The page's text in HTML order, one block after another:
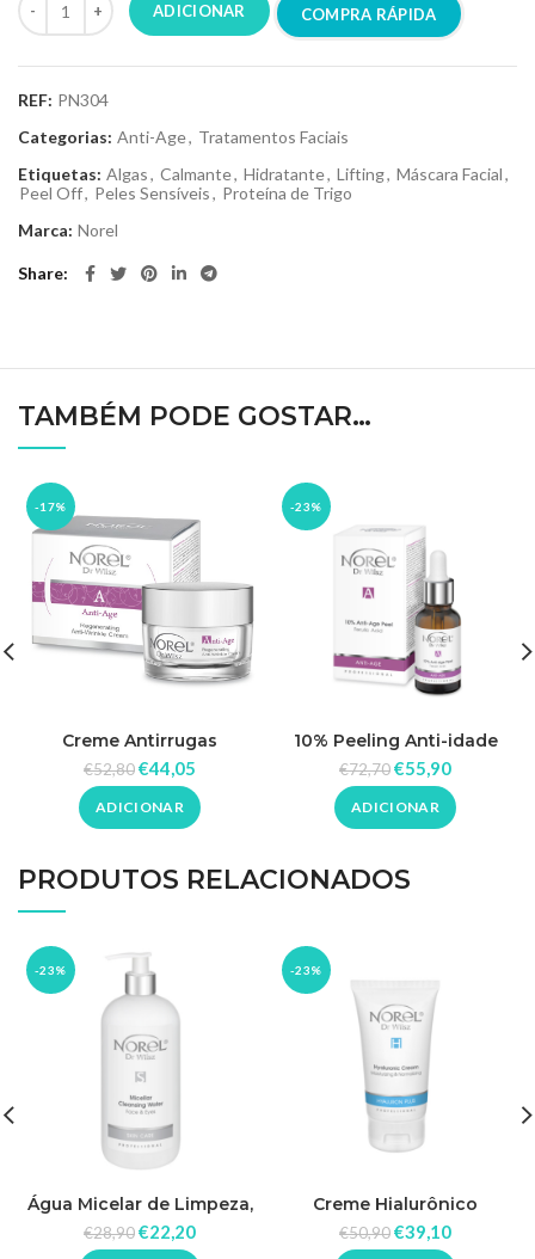
ADICIONAR COMPRA RÁPIDA
REF: PN304
Categorias: Anti-Age, Tratamentos Faciais
Etiquetas: Algas, Calmante, Hidratante, Lifting, Máscara Facial,
Peel Off, Peles Sensíveis, Proteína de Trigo
Marca: Norel
Share
TAMBÉM PODE GOSTAR…
-17%
Creme Antirrugas
Regenerador 50ml – Norel
€52,80€44,05
ADICIONAR
-23%
10% Peeling Anti-idade
Ácido Ferúlico 10% Peeling
Anti-idade 30ml – Norel
€72,70€55,90
ADICIONAR
PRODUTOS RELACIONADOS
-23%
Água Micelar de Limpeza,
Rosto e Olhos 500ml –
Norel
€28,90€22,20
-23%
Creme Hialurônico
Hidratante e Normalizante
150ml – Norel
€50,90€39,10